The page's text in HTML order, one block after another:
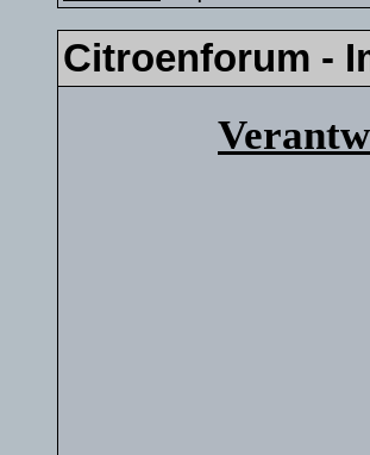
Citroenforum -